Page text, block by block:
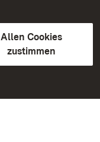
Allen Cookies
zustimmen